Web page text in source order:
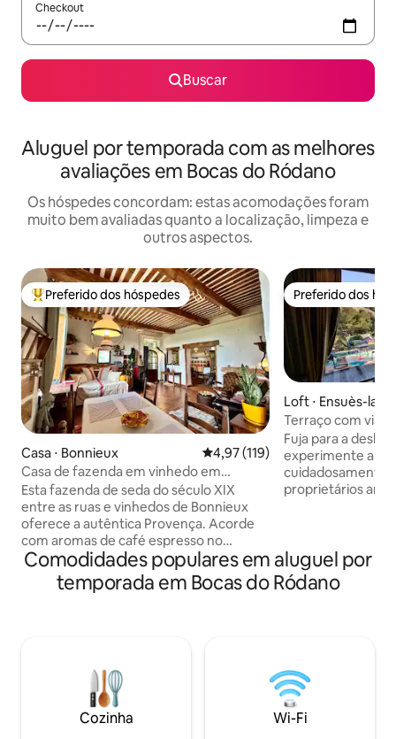
Checkout
Buscar
Aluguel por temporada com as melhores
avaliações em Bocas do Ródano
Os hóspedes concordam: estas acomodações foram
muito bem avaliadas quanto a localização, limpeza e
outros aspectos.
Entre os melhores preferidos dos hóspedes
Preferido dos hóspedes
Casa ⋅ Bonnieux 4,97 de uma avaliação média de
4,97 (119)
Casa de fazenda em vinhedo em
Bonnieux — Animais de estimação bem-
vindos
Esta fazenda de seda do século XIX
entre as ruas e vinhedos de Bonnieux
oferece a autêntica Provença. Acorde
com aromas de café espresso no
terraço com vista para as vinhas e, em
seguida, passeie para croissants quentes
enquanto os sinos tocam. Paredes de
vinícolas e vinhos ao pôr do sol sob as
estrelas. As cerejeiras em flor na
primavera e os campos de lavanda no
verão completam o charme sazonal. A
Preferido dos
Preferido dos
Loft ⋅ Ensuès-la-
Terraço com vista
acesso à praia
Fuja para a
experimente a
cuidadosamente
proprietários
modernos.
e explore as
marinho
espera por você
Provença!
Comodidades populares em aluguel por
temporada em Bocas do Ródano
Cozinha Wi-Fi